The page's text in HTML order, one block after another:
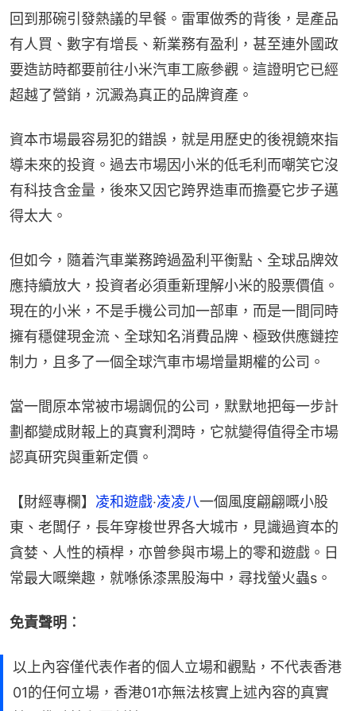
回到那碗引發熱議的早餐。雷軍做秀的背後，是產品
有人買、數字有增長、新業務有盈利，甚至連外國政
要造訪時都要前往小米汽車工廠參觀。這證明它已經
超越了營銷，沉澱為真正的品牌資產。
資本市場最容易犯的錯誤，就是用歷史的後視鏡來指
導未來的投資。過去市場因小米的低毛利而嘲笑它沒
有科技含金量，後來又因它跨界造車而擔憂它步子邁
得太大。
但如今，隨着汽車業務跨過盈利平衡點、全球品牌效
應持續放大，投資者必須重新理解小米的股票價值。
現在的小米，不是手機公司加一部車，而是一間同時
擁有穩健現金流、全球知名消費品牌、極致供應鏈控
制力，且多了一個全球汽車市場增量期權的公司。
當一間原本常被市場調侃的公司，默默地把每一步計
劃都變成財報上的真實利潤時，它就變得值得全市場
認真研究與重新定價。
【財經專欄】 凌和遊戲‧凌凌八一個風度翩翩嘅小股
東、老闆仔，長年穿梭世界各大城市，見識過資本的
貪婪、人性的槓桿，亦曾參與市場上的零和遊戲。日
常最大嘅樂趣，就喺係漆黑股海中，尋找螢火蟲s。
免責聲明︰
以上內容僅代表作者的個人立場和觀點，不代表香港
01的任何立場，香港01亦無法核實上述內容的真實